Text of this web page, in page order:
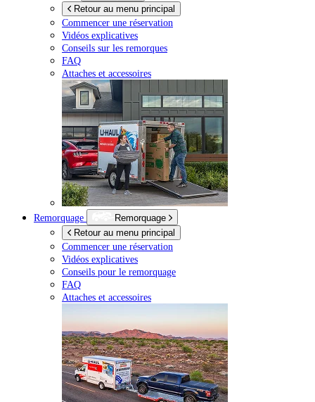
Retour au menu principal
Commencer une réservation
Vidéos explicatives
Conseils sur les remorques
FAQ
Attaches et accessoires
Remorquage
Remorquage
Retour au menu principal
Commencer une réservation
Vidéos explicatives
Conseils pour le remorquage
FAQ
Attaches et accessoires